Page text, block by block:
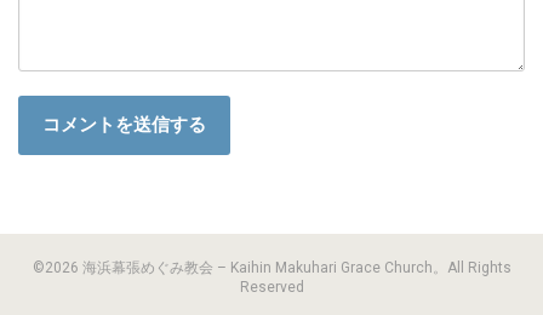
©2026 海浜幕張めぐみ教会 – Kaihin Makuhari Grace Church。All Rights
Reserved